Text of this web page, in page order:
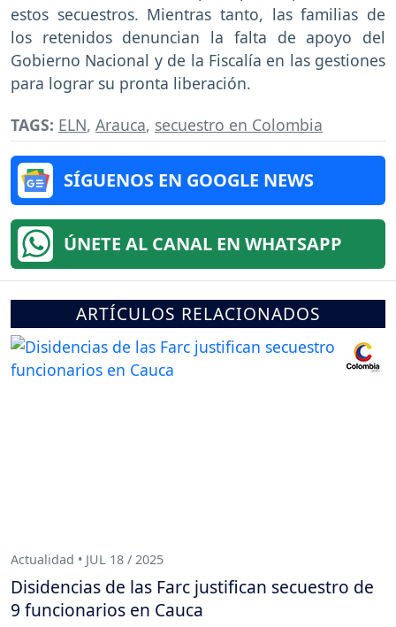
estos secuestros. Mientras tanto, las familias de
los retenidos denuncian la falta de apoyo del
Gobierno Nacional y de la Fiscalía en las gestiones
para lograr su pronta liberación.
TAGS: ELN, Arauca, secuestro en Colombia
SÍGUENOS EN GOOGLE NEWS
ÚNETE AL CANAL EN WHATSAPP
ARTÍCULOS RELACIONADOS
Actualidad • JUL 18 / 2025
Disidencias de las Farc justifican secuestro de
9 funcionarios en Cauca